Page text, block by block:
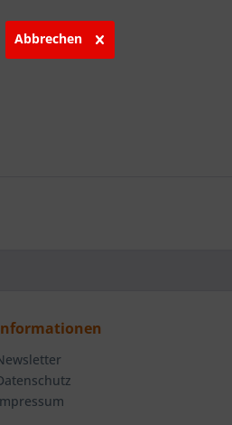
Abbrechen